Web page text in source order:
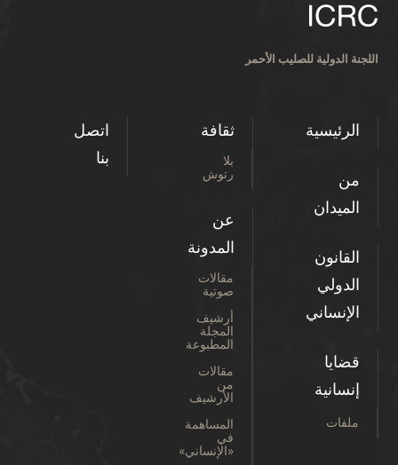
اللجنة الدولية للصليب الأحمر
الرئيسية
من
الميدان
القانون
الدولي
الإنساني
قضايا
إنسانية
ملفات
ثقافة
بلا
رتوش
عن
المدونة
مقالات
صوتية
أرشيف
المجلة
المطبوعة
مقالات
من
الأرشيف
المساهمة
في
«الإنساني»
اتصل
بنا